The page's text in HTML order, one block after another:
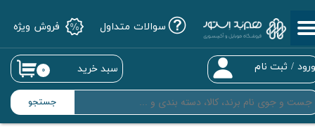
جستجو
/ ثبت نام
حساب کاربری من
تغییر گذر واژه
سفارشات
خروج از حساب کاربری
۰ سبد خرید
سوالات متداول فروش ویژه